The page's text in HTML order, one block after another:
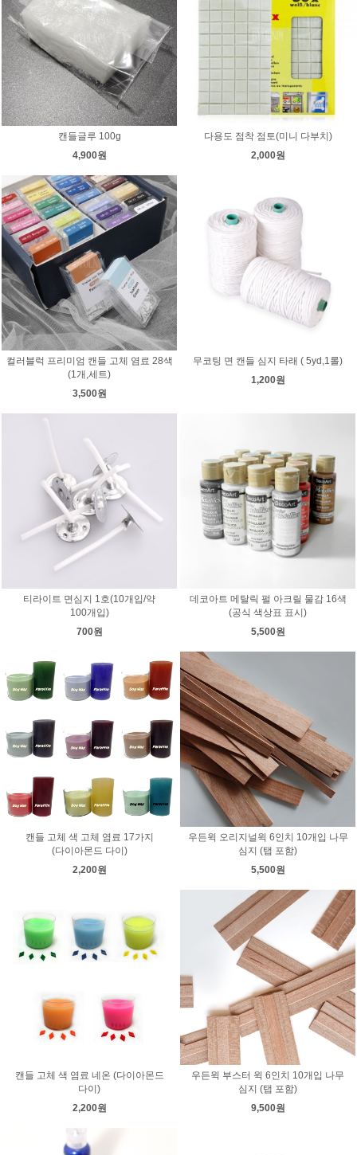
캔들글루 100g
4,900원
다용도 점착 점토(미니 다부치)
2,000원
컬러블럭 프리미엄 캔들 고체 염료 28색
(1개,세트)
3,500원
무코팅 면 캔들 심지 타래 ( 5yd,1롤)
1,200원
티라이트 면심지 1호(10개입/약
100개입)
700원
데코아트 메탈릭 펄 아크릴 물감 16색
(공식 색상표 표시)
5,500원
캔들 고체 색 고체 염료 17가지
(다이아몬드 다이)
2,200원
우든윅 오리지널윅 6인치 10개입 나무
심지 (탭 포함)
5,500원
캔들 고체 색 염료 네온 (다이아몬드
다이)
2,200원
우든윅 부스터 윅 6인치 10개입 나무
심지 (탭 포함)
9,500원